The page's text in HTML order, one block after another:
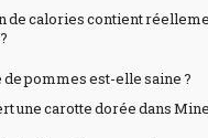
de calories contient
de pommes est-elle saine ?
une carotte dorée dans